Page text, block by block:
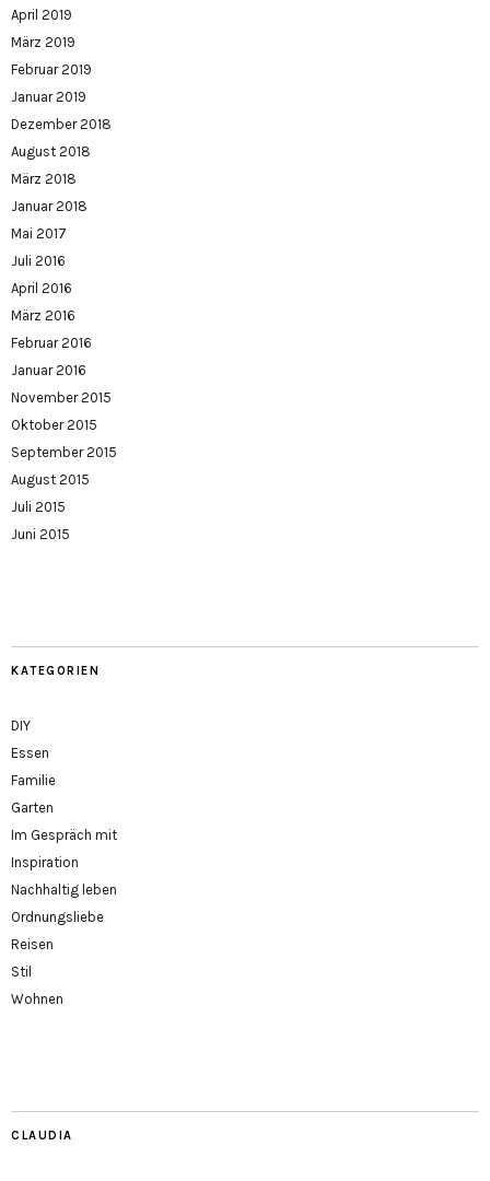
April 2019
März 2019
Februar 2019
Januar 2019
Dezember 2018
August 2018
März 2018
Januar 2018
Mai 2017
Juli 2016
April 2016
März 2016
Februar 2016
Januar 2016
November 2015
Oktober 2015
September 2015
August 2015
Juli 2015
Juni 2015
KATEGORIEN
DIY
Essen
Familie
Garten
Im Gespräch mit
Inspiration
Nachhaltig leben
Ordnungsliebe
Reisen
Stil
Wohnen
CLAUDIA